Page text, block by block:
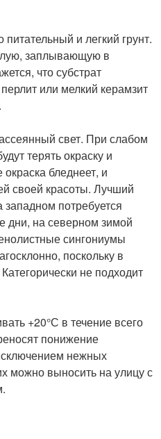
и легкий грунт.
заплывающую в
что субстрат
или мелкий керамзит
свет. При слабом
терять окраску и
бледнеет, и
своей красоты. Лучший
потребуется
дни, на северном зимой
сингониумы
поскольку в
не подходит
+20°С в течение всего
понижение
нежных
можно выносить на улицу с